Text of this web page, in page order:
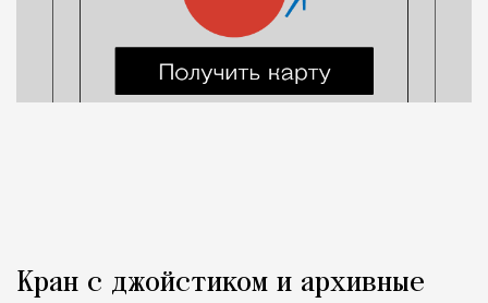
Кран с джойстиком и архивные